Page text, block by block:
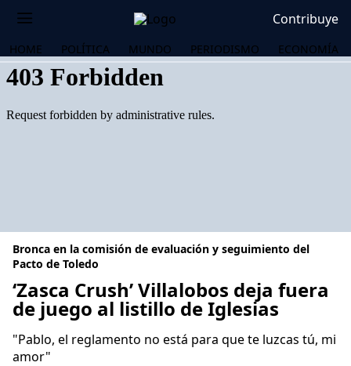
Contribuye
HOME POLÍTICA MUNDO PERIODISMO ECONOMÍA
Bronca en la comisión de evaluación y seguimiento del
Pacto de Toledo
‘Zasca Crush’ Villalobos deja fuera
de juego al listillo de Iglesias
"Pablo, el reglamento no está para que te luzcas tú, mi
amor"